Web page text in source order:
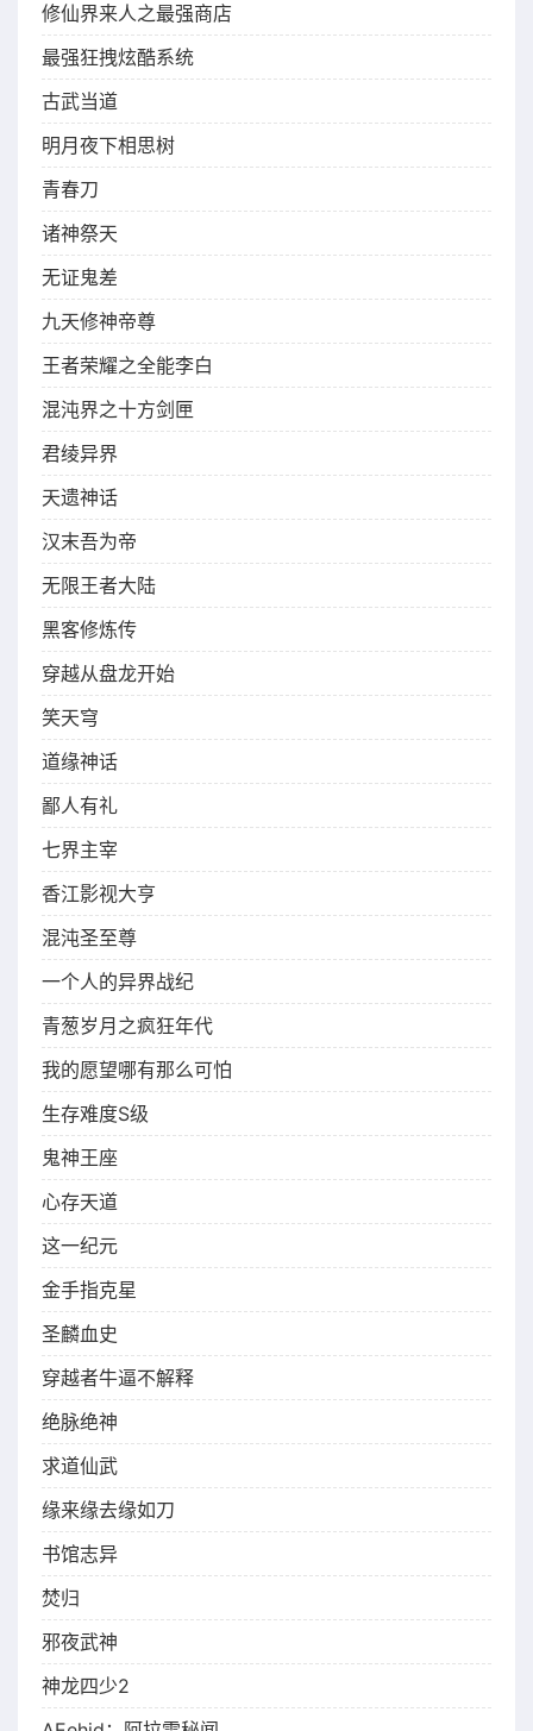
修仙界来人之最强商店
最强狂拽炫酷系统
古武当道
明月夜下相思树
青春刀
诸神祭天
无证鬼差
九天修神帝尊
王者荣耀之全能李白
混沌界之十方剑匣
君绫异界
天遗神话
汉末吾为帝
无限王者大陆
黑客修炼传
穿越从盘龙开始
笑天穹
道缘神话
鄙人有礼
七界主宰
香江影视大亨
混沌圣至尊
一个人的异界战纪
青葱岁月之疯狂年代
我的愿望哪有那么可怕
生存难度S级
鬼神王座
心存天道
这一纪元
金手指克星
圣麟血史
穿越者牛逼不解释
绝脉绝神
求道仙武
缘来缘去缘如刀
书馆志异
焚归
邪夜武神
神龙四少2